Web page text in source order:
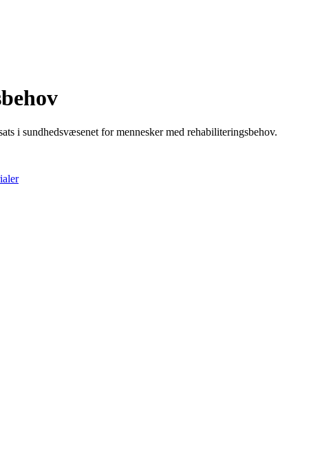
i sundhedsvæsenet for mennesker med rehabiliteringsbehov.